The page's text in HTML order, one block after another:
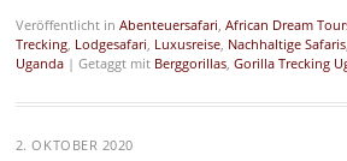
Veröffentlicht in Abenteuersafari, African Dream
Trecking, Lodgesafari, Luxusreise, Nachhaltige Safaris,
Uganda | Getaggt mit Berggorillas, Gorilla Trecking
2. OKTOBER 2020